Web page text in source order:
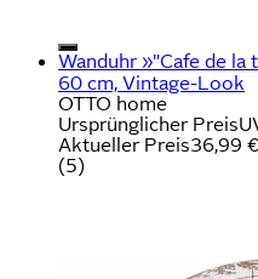
Wanduhr »"Cafe de
60 cm, Vintage-Look
OTTO home
Ursprünglicher Preis
Aktueller Preis36,99 €
(5)